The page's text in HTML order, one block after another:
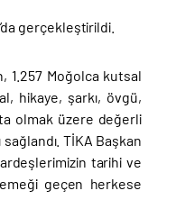
gerçekleştirildi.
1.257 Moğolca kutsal
hikaye, şarkı, övgü,
olmak üzere değerli
TİKA Başkan
tarihi ve
geçen herkese